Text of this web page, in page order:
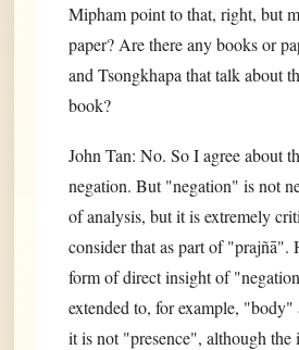
Mipham point to that, right, but
paper? Are there any books or
and Tsongkhapa that talk about
book?
John Tan: No. So I agree about
negation. But "negation" is not
of analysis, but it is extremely
consider that as part of "prajñā".
form of direct insight of
extended to, for example,
it is not "presence", although the